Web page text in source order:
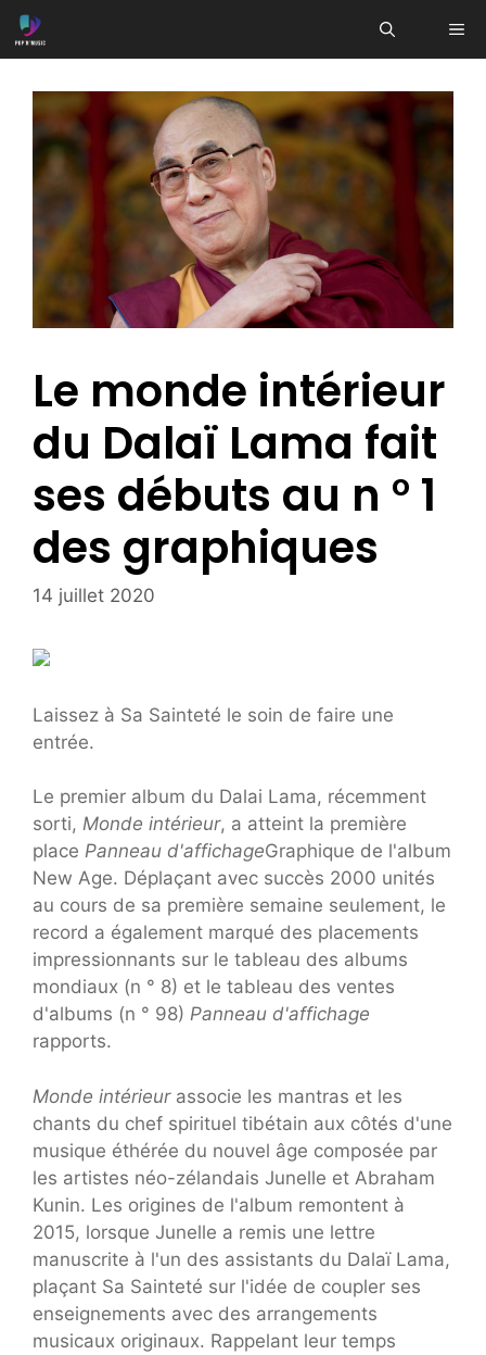
Aller
au
Le monde intérieur
du Dalaï Lama fait
ses débuts au n ° 1
des graphiques
14 juillet 2020
Laissez à Sa Sainteté le soin de faire une
entrée.
Le premier album du Dalai Lama, récemment
sorti, Monde intérieur, a atteint la première
place Panneau d'affichageGraphique de l'album
New Age. Déplaçant avec succès 2000 unités
au cours de sa première semaine seulement, le
record a également marqué des placements
impressionnants sur le tableau des albums
mondiaux (n ° 8) et le tableau des ventes
d'albums (n ° 98) Panneau d'affichage
rapports.
Monde intérieur associe les mantras et les
chants du chef spirituel tibétain aux côtés d'une
musique éthérée du nouvel âge composée par
les artistes néo-zélandais Junelle et Abraham
Kunin. Les origines de l'album remontent à
2015, lorsque Junelle a remis une lettre
manuscrite à l'un des assistants du Dalaï Lama,
plaçant Sa Sainteté sur l'idée de coupler ses
enseignements avec des arrangements
musicaux originaux. Rappelant leur temps